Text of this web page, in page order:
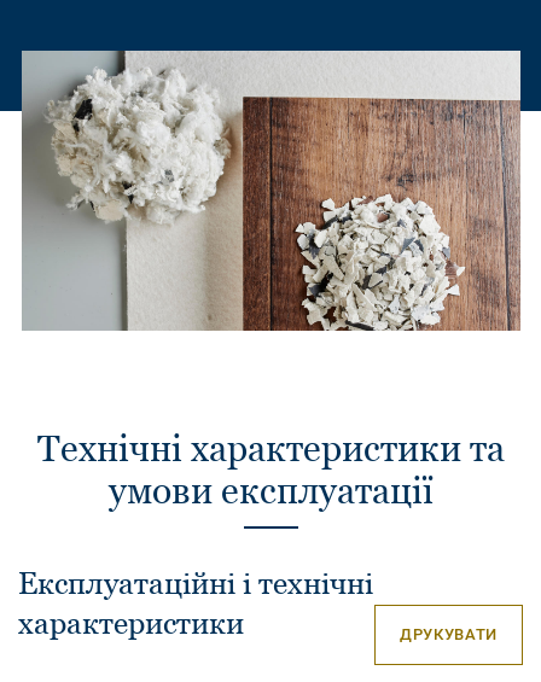
Технічні характеристики та
умови експлуатації
Експлуатаційні і технічні
характеристики
ДРУКУВАТИ